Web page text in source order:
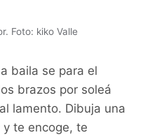
Foto: kiko Valle
baila se para el
brazos por soleá
lamento. Dibuja una
y te encoge, te